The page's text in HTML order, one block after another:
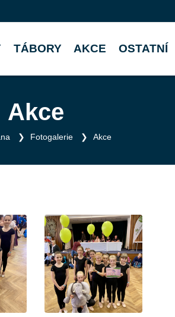
TÁBORY AKCE OSTATNÍ
Akce
Fotogalerie Akce